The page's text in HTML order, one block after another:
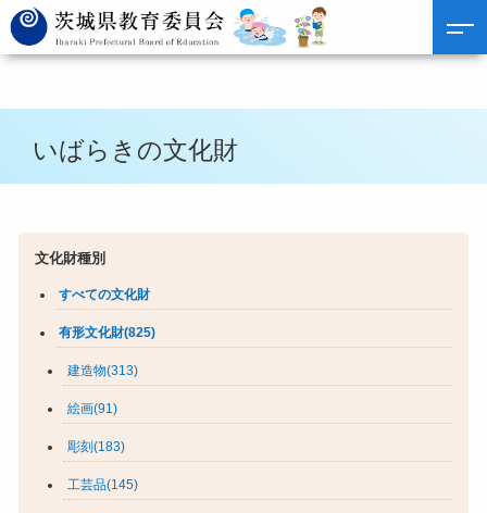
いばらきの文化財
文化財種別
すべての文化財
有形文化財(825)
建造物(313)
絵画(91)
彫刻(183)
工芸品(145)